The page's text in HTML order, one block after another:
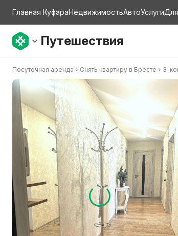
Главная КуфараНедвижимостьАвтоУслуги
Путешествия
Посуточная аренда Снять квартиру в Бресте 3-